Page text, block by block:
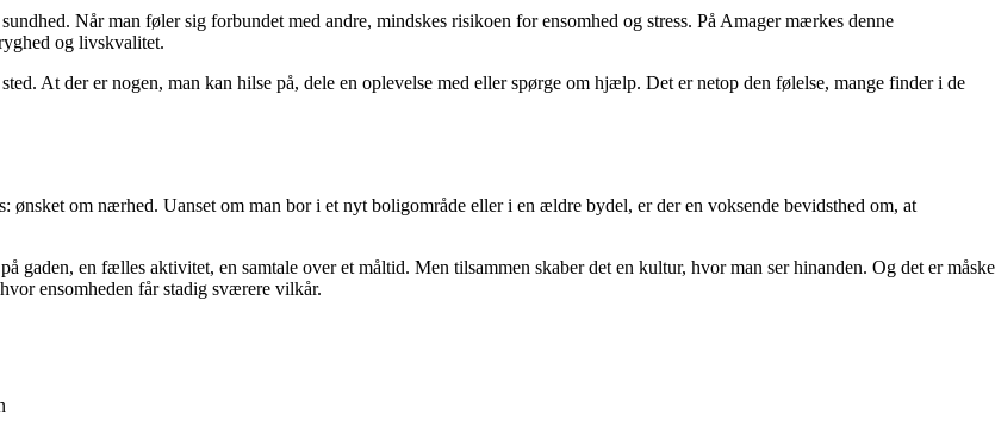
Når man føler sig forbundet med andre, mindskes risikoen for ensomhed og stress. På Amager mærkes denne
og livskvalitet.
At der er nogen, man kan hilse på, dele en oplevelse med eller spørge om hjælp. Det er netop den følelse, mange finder i de
om nærhed. Uanset om man bor i et nyt boligområde eller i en ældre bydel, er der en voksende bevidsthed om, at
gaden, en fælles aktivitet, en samtale over et måltid. Men tilsammen skaber det en kultur, hvor man ser hinanden. Og det er måske
ensomheden får stadig sværere vilkår.